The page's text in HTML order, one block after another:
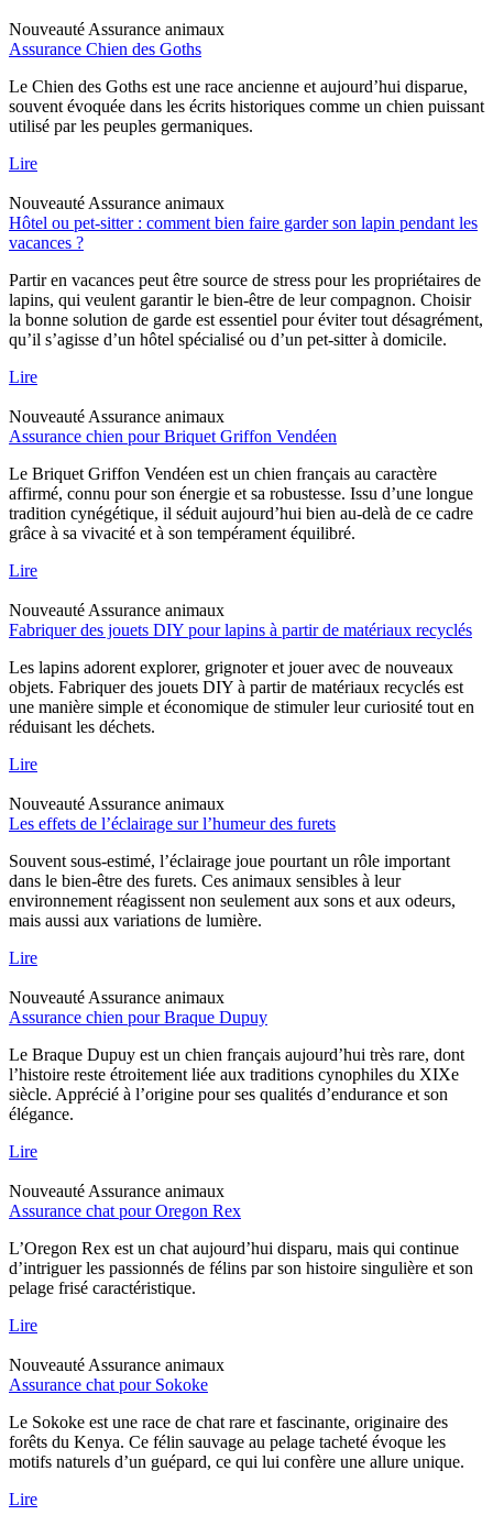
Nouveauté Assurance animaux
Assurance Chien des Goths
Le Chien des Goths est une race ancienne et aujourd’hui disparue,
souvent évoquée dans les écrits historiques comme un chien puissant
utilisé par les peuples germaniques.
Lire
Nouveauté Assurance animaux
Hôtel ou pet-sitter : comment bien faire garder son lapin pendant les
vacances ?
Partir en vacances peut être source de stress pour les propriétaires de
lapins, qui veulent garantir le bien-être de leur compagnon. Choisir
la bonne solution de garde est essentiel pour éviter tout désagrément,
qu’il s’agisse d’un hôtel spécialisé ou d’un pet-sitter à domicile.
Lire
Nouveauté Assurance animaux
Assurance chien pour Briquet Griffon Vendéen
Le Briquet Griffon Vendéen est un chien français au caractère
affirmé, connu pour son énergie et sa robustesse. Issu d’une longue
tradition cynégétique, il séduit aujourd’hui bien au-delà de ce cadre
grâce à sa vivacité et à son tempérament équilibré.
Lire
Nouveauté Assurance animaux
Fabriquer des jouets DIY pour lapins à partir de matériaux recyclés
Les lapins adorent explorer, grignoter et jouer avec de nouveaux
objets. Fabriquer des jouets DIY à partir de matériaux recyclés est
une manière simple et économique de stimuler leur curiosité tout en
réduisant les déchets.
Lire
Nouveauté Assurance animaux
Les effets de l’éclairage sur l’humeur des furets
Souvent sous-estimé, l’éclairage joue pourtant un rôle important
dans le bien-être des furets. Ces animaux sensibles à leur
environnement réagissent non seulement aux sons et aux odeurs,
mais aussi aux variations de lumière.
Lire
Nouveauté Assurance animaux
Assurance chien pour Braque Dupuy
Le Braque Dupuy est un chien français aujourd’hui très rare, dont
l’histoire reste étroitement liée aux traditions cynophiles du XIXe
siècle. Apprécié à l’origine pour ses qualités d’endurance et son
élégance.
Lire
Nouveauté Assurance animaux
Assurance chat pour Oregon Rex
L’Oregon Rex est un chat aujourd’hui disparu, mais qui continue
d’intriguer les passionnés de félins par son histoire singulière et son
pelage frisé caractéristique.
Lire
Nouveauté Assurance animaux
Assurance chat pour Sokoke
Le Sokoke est une race de chat rare et fascinante, originaire des
forêts du Kenya. Ce félin sauvage au pelage tacheté évoque les
motifs naturels d’un guépard, ce qui lui confère une allure unique.
Lire